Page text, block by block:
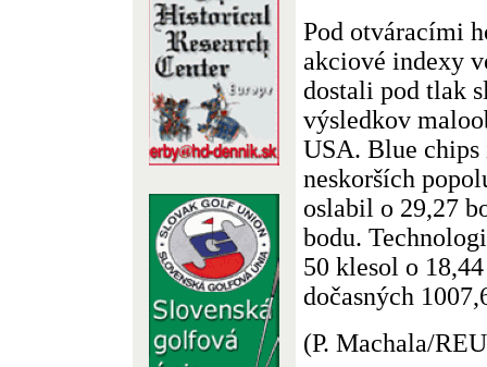
Pod otváracími
akciové indexy
dostali pod tlak
výsledkov
USA. Blue
neskorších
oslabil o 29,27
bodu.
50 klesol o
dočasných
(P. Machala/